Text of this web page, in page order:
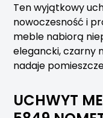
Ten wyjątkowy
nowoczesność i
meble nabiorą
elegancki, czarny
nadaje
UCHWYT